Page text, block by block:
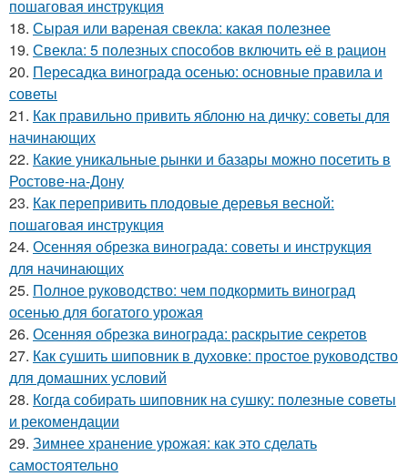
пошаговая инструкция
18. Сырая или вареная свекла: какая полезнее
19. Свекла: 5 полезных способов включить её в рацион
20. Пересадка винограда осенью: основные правила и
советы
21. Как правильно привить яблоню на дичку: советы для
начинающих
22. Какие уникальные рынки и базары можно посетить в
Ростове-на-Дону
23. Как перепривить плодовые деревья весной:
пошаговая инструкция
24. Осенняя обрезка винограда: советы и инструкция
для начинающих
25. Полное руководство: чем подкормить виноград
осенью для богатого урожая
26. Осенняя обрезка винограда: раскрытие секретов
27. Как сушить шиповник в духовке: простое руководство
для домашних условий
28. Когда собирать шиповник на сушку: полезные советы
и рекомендации
29. Зимнее хранение урожая: как это сделать
самостоятельно